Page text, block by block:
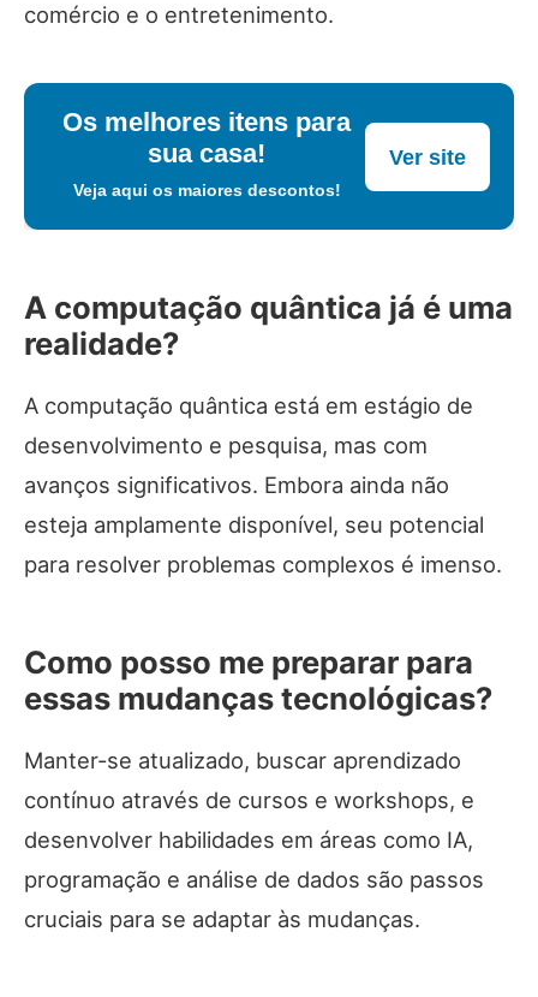
comércio e o entretenimento.
Os melhores itens para
sua casa!
Veja aqui os maiores descontos!
Ver site
A computação quântica já é uma
realidade?
A computação quântica está em estágio de
desenvolvimento e pesquisa, mas com
avanços significativos. Embora ainda não
esteja amplamente disponível, seu potencial
para resolver problemas complexos é imenso.
Como posso me preparar para
essas mudanças tecnológicas?
Manter-se atualizado, buscar aprendizado
contínuo através de cursos e workshops, e
desenvolver habilidades em áreas como IA,
programação e análise de dados são passos
cruciais para se adaptar às mudanças.